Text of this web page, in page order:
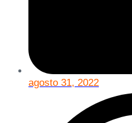
agosto 31, 2022